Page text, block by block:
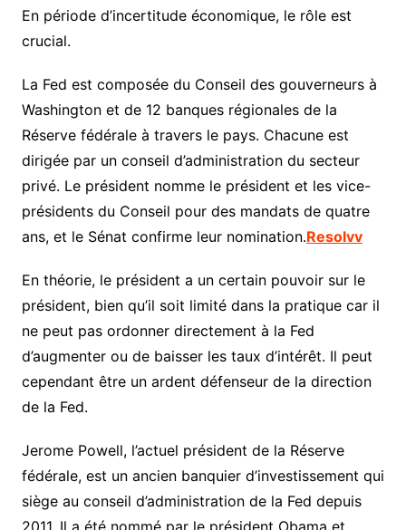
En période d’incertitude économique, le rôle est
crucial.
La Fed est composée du Conseil des gouverneurs à
Washington et de 12 banques régionales de la
Réserve fédérale à travers le pays. Chacune est
dirigée par un conseil d’administration du secteur
privé. Le président nomme le président et les vice-
présidents du Conseil pour des mandats de quatre
ans, et le Sénat confirme leur nomination.Resolvv
En théorie, le président a un certain pouvoir sur le
président, bien qu’il soit limité dans la pratique car il
ne peut pas ordonner directement à la Fed
d’augmenter ou de baisser les taux d’intérêt. Il peut
cependant être un ardent défenseur de la direction
de la Fed.
Jerome Powell, l’actuel président de la Réserve
fédérale, est un ancien banquier d’investissement qui
siège au conseil d’administration de la Fed depuis
2011. Il a été nommé par le président Obama et